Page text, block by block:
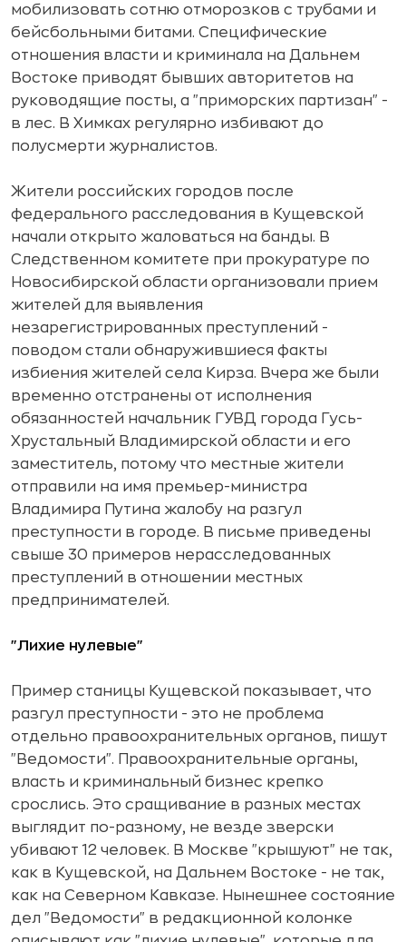
мобилизовать сотню отморозков с трубами и
бейсбольными битами. Специфические
отношения власти и криминала на Дальнем
Востоке приводят бывших авторитетов на
руководящие посты, а "приморских партизан" -
в лес. В Химках регулярно избивают до
полусмерти журналистов.
Жители российских городов после
федерального расследования в Кущевской
начали открыто жаловаться на банды. В
Следственном комитете при прокуратуре по
Новосибирской области организовали прием
жителей для выявления
незарегистрированных преступлений -
поводом стали обнаружившиеся факты
избиения жителей села Кирза. Вчера же были
временно отстранены от исполнения
обязанностей начальник ГУВД города Гусь-
Хрустальный Владимирской области и его
заместитель, потому что местные жители
отправили на имя премьер-министра
Владимира Путина жалобу на разгул
преступности в городе. В письме приведены
свыше 30 примеров нерасследованных
преступлений в отношении местных
предпринимателей.
"Лихие нулевые"
Пример станицы Кущевской показывает, что
разгул преступности - это не проблема
отдельно правоохранительных органов, пишут
"Ведомости". Правоохранительные органы,
власть и криминальный бизнес крепко
срослись. Это сращивание в разных местах
выглядит по-разному, не везде зверски
убивают 12 человек. В Москве "крышуют" не так,
как в Кущевской, на Дальнем Востоке - не так,
как на Северном Кавказе. Нынешнее состояние
дел "Ведомости" в редакционной колонке